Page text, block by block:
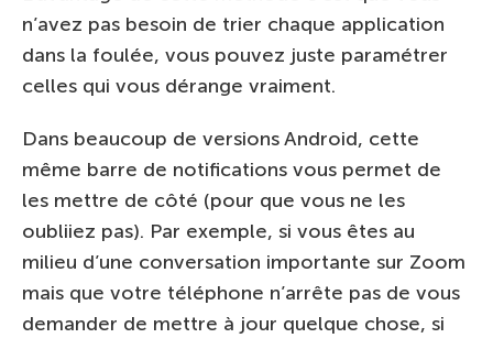
n’avez pas besoin de trier chaque application
dans la foulée, vous pouvez juste paramétrer
celles qui vous dérange vraiment.
Dans beaucoup de versions Android, cette
même barre de notifications vous permet de
les mettre de côté (pour que vous ne les
oubliiez pas). Par exemple, si vous êtes au
milieu d’une conversation importante sur Zoom
mais que votre téléphone n’arrête pas de vous
demander de mettre à jour quelque chose, si